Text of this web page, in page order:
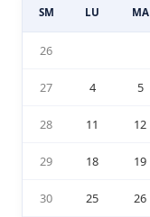
SM LU MA
26
27 4 5
28 11 12
29 18 19
30 25 26